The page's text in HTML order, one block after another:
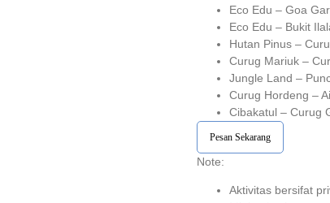
Eco Edu – Goa
Eco Edu – Bukit
Hutan Pinus –
Curug Mariuk –
Jungle Land –
Curug Hordeng –
Cibakatul – Curug
Pesan Sekarang
Note:⁣⁣
Aktivitas bersifat